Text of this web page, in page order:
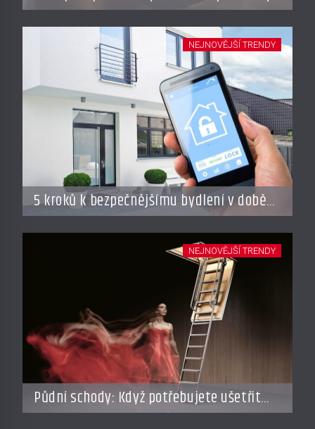
styl vaření
5 kroků k bezpečnějšímu bydlení v době
dovolené
NEJNOVĚJŠÍ TRENDY
Půdní schody: Když potřebujete ušetřit
místo, ale nechcete dělat kompromisy
NEJNOVĚJŠÍ TRENDY